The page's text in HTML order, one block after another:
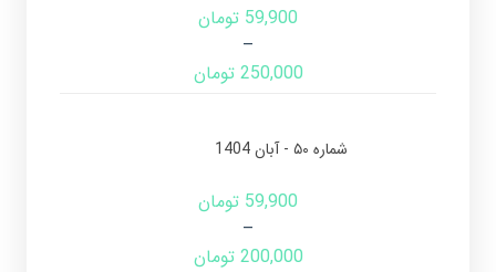
59,900 تومان
–
250,000 تومان
شماره ۵۰ - آبان 1404
59,900 تومان
–
200,000 تومان